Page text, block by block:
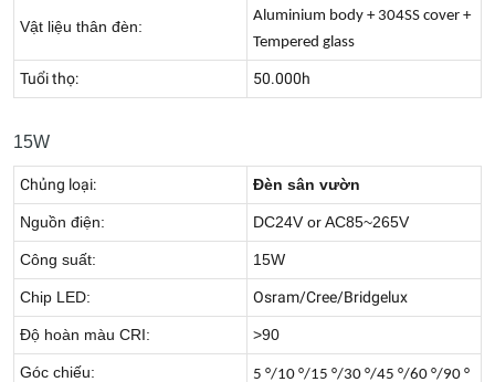
Vật liệu thân đèn:
Aluminium body + 304SS cover +
Tempered glass
Tuổi thọ: 50.000h
15W
Chủng loại: Đèn sân vườn
Nguồn điện: DC24V or AC85~265V
Công suất: 15W
Chip LED: Osram/Cree/Bridgelux
Độ hoàn màu CRI: >90
Góc chiếu: 5 °/10 °/15 °/30 °/45 °/60 °/90 °